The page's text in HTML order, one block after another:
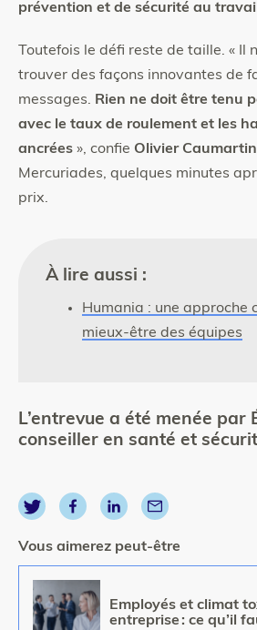
prévention et de sécurité au
Toutefois le défi reste de taille. « Il
trouver des façons innovantes de
messages. Rien ne doit être tenu
avec le taux de roulement et les
ancrées », confie Olivier Caumartin
Mercuriades, quelques minutes
prix.
À lire aussi :
Humania : une approche
mieux-être des équipes
L’entrevue a été menée par
conseiller en santé et
Vous aimerez peut-être
Image
Employés et climat
entreprise : ce qu’il